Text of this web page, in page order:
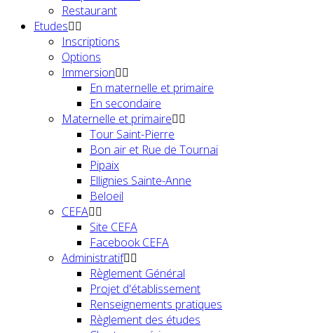
Restaurant
Etudes
Inscriptions
Options
Immersion
En maternelle et primaire
En secondaire
Maternelle et primaire
Tour Saint-Pierre
Bon air et Rue de Tournai
Pipaix
Ellignies Sainte-Anne
Beloeil
CEFA
Site CEFA
Facebook CEFA
Administratif
Règlement Général
Projet d'établissement
Renseignements pratiques
Règlement des études